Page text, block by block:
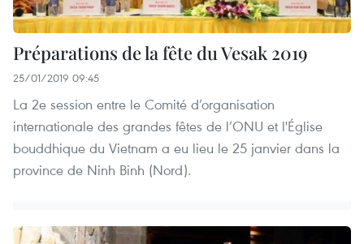
Préparations de la fête du Vesak 2019
25/01/2019 09:45
La 2e session entre le Comité d’organisation
internationale des grandes fêtes de l’ONU et l'Église
bouddhique du Vietnam a eu lieu le 25 janvier dans la
province de Ninh Binh (Nord).